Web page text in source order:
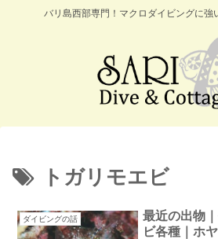
バリ島西部専門！マクロダイビングに強
トガリモエビ
ダイビングの話
最近の出物
ビ各種｜ホ